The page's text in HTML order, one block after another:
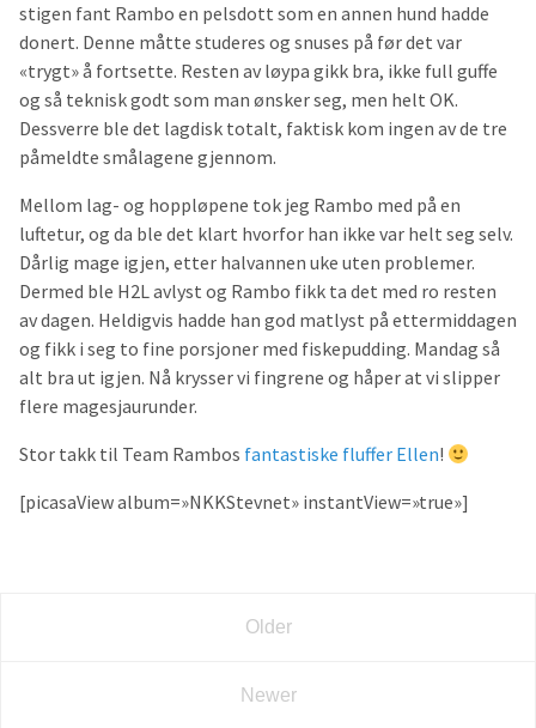
stigen fant Rambo en pelsdott som en annen hund hadde
donert. Denne måtte studeres og snuses på før det var
«trygt» å fortsette. Resten av løypa gikk bra, ikke full guffe
og så teknisk godt som man ønsker seg, men helt OK.
Dessverre ble det lagdisk totalt, faktisk kom ingen av de tre
påmeldte smålagene gjennom.
Mellom lag- og hoppløpene tok jeg Rambo med på en
luftetur, og da ble det klart hvorfor han ikke var helt seg selv.
Dårlig mage igjen, etter halvannen uke uten problemer.
Dermed ble H2L avlyst og Rambo fikk ta det med ro resten
av dagen. Heldigvis hadde han god matlyst på ettermiddagen
og fikk i seg to fine porsjoner med fiskepudding. Mandag så
alt bra ut igjen. Nå krysser vi fingrene og håper at vi slipper
flere magesjaurunder.
Stor takk til Team Rambos fantastiske fluffer Ellen!
[picasaView album=»NKKStevnet» instantView=»true»]
Older
Newer